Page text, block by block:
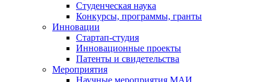
Студенческая наука
Конкурсы, программы, гранты
Инновации
Стартап-студия
Инновационные проекты
Патенты и свидетельства
Мероприятия
Научные мероприятия МАИ